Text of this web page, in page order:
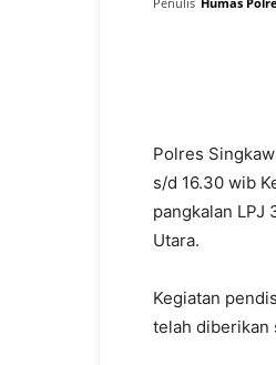
Polres
s/d 16.30 wib
pangkalan LPJ
Utara.
Kegiatan
telah diberikan